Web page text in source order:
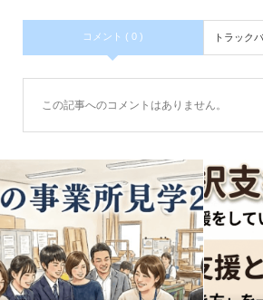
コメント ( 0 ) トラック
この記事へのコメントはありません。